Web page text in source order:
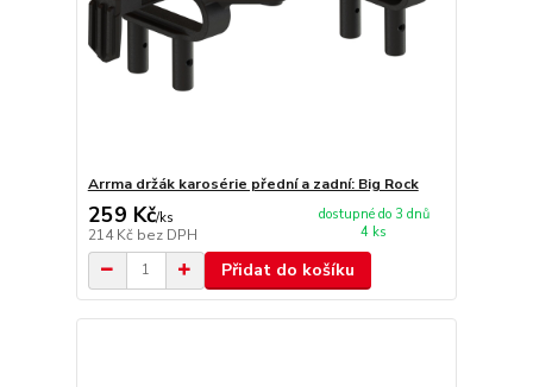
Arrma držák karosérie přední a zadní: Big Rock
259 Kč/ks
214 Kč bez DPH
dostupné do 3 dnů
4 ks
Přidat do košíku